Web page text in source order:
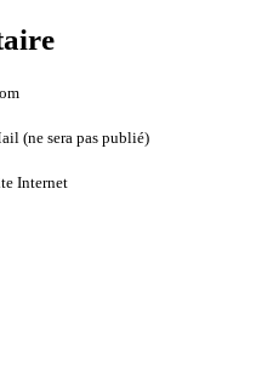
(ne sera pas publié)
Internet